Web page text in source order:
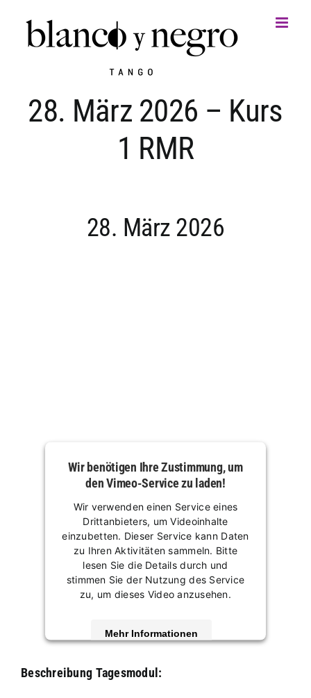
springen
28. März 2026 – Kurs
1 RMR
28. März 2026
Wir benötigen Ihre Zustimmung, um
den Vimeo-Service zu laden!
Wir verwenden einen Service eines
Drittanbieters, um Videoinhalte
einzubetten. Dieser Service kann Daten
zu Ihren Aktivitäten sammeln. Bitte
lesen Sie die Details durch und
stimmen Sie der Nutzung des Service
zu, um dieses Video anzusehen.
Mehr Informationen
Akzeptieren
Beschreibung Tagesmodul: